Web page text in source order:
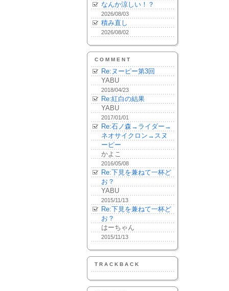
なんか涼しい！？
2026/08/03
積み直し
2026/08/02
COMMENT
Re:ヌーピー第3回
YABU
2018/04/23
Re:紅白の結果
YABU
2017/01/01
Re:石ノ森→ライダー→
ネオサイクロン→スヌ
ーピー
かよこ
2016/05/08
Re:下見を兼ねて一杯ど
お？
YABU
2015/11/13
Re:下見を兼ねて一杯ど
お？
はーちゃん
2015/11/13
TRACKBACK